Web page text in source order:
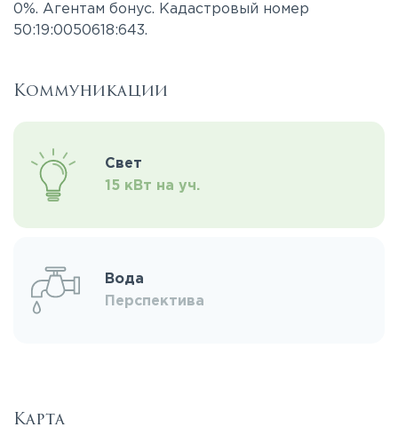
0%. Агентам бонус. Кадастровый номер
50:19:0050618:643.
Коммуникации
Свет
15 кВт на уч.
Вода
Перспектива
Карта